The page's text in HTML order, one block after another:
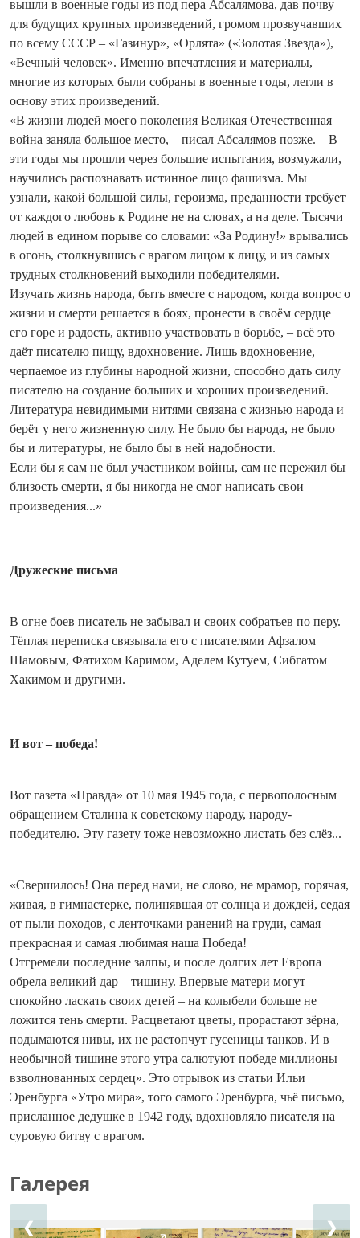
вышли в военные годы из под пера Абсалямова, дав почву
для будущих крупных произведений, громом прозвучавших
по всему СССР – «Газинур», «Орлята» («Золотая Звезда»),
«Вечный человек». Именно впечатления и материалы,
многие из которых были собраны в военные годы, легли в
основу этих произведений.
«В жизни людей моего поколения Великая Отечественная
война заняла большое место, – писал Абсалямов позже. – В
эти годы мы прошли через большие испытания, возмужали,
научились распознавать истинное лицо фашизма. Мы
узнали, какой большой силы, героизма, преданности требует
от каждого любовь к Родине не на словах, а на деле. Тысячи
людей в едином порыве со словами: «За Родину!» врывались
в огонь, столкнувшись с врагом лицом к лицу, и из самых
трудных столкновений выходили победителями.
Изучать жизнь народа, быть вместе с народом, когда вопрос о
жизни и смерти решается в боях, пронести в своём сердце
его горе и радость, активно участвовать в борьбе, – всё это
даёт писателю пищу, вдохновение. Лишь вдохновение,
черпаемое из глубины народной жизни, способно дать силу
писателю на создание больших и хороших произведений.
Литература невидимыми нитями связана с жизнью народа и
берёт у него жизненную силу. Не было бы народа, не было
бы и литературы, не было бы в ней надобности.
Если бы я сам не был участником войны, сам не пережил бы
близость смерти, я бы никогда не смог написать свои
произведения...»
Дружеские письма
В огне боев писатель не забывал и своих собратьев по перу.
Тёплая переписка связывала его с писателями Афзалом
Шамовым, Фатихом Каримом, Аделем Кутуем, Сибгатом
Хакимом и другими.
И вот – победа!
Вот газета «Правда» от 10 мая 1945 года, с первополосным
обращением Сталина к советскому народу, народу-
победителю. Эту газету тоже невозможно листать без слёз...
«Свершилось! Она перед нами, не слово, не мрамор, горячая,
живая, в гимнастерке, полинявшая от солнца и дождей, седая
от пыли походов, с ленточками ранений на груди, самая
прекрасная и самая любимая наша Победа!
Отгремели последние залпы, и после долгих лет Европа
обрела великий дар – тишину. Впервые матери могут
спокойно ласкать своих детей – на колыбели больше не
ложится тень смерти. Расцветают цветы, прорастают зёрна,
подымаются нивы, их не растопчут гусеницы танков. И в
необычной тишине этого утра салютуют победе миллионы
взволнованных сердец». Это отрывок из статьи Ильи
Эренбурга «Утро мира», того самого Эренбурга, чьё письмо,
присланное дедушке в 1942 году, вдохновляло писателя на
суровую битву с врагом.
Галерея
❮ ❯